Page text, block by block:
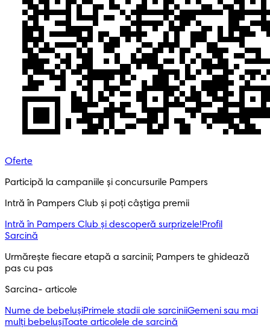
Oferte
Participă la campaniile și concursurile Pampers
Intră în Pampers Club și poți câștiga premii
Intră în Pampers Club și descoperă surprizele!​Profil
Sarcină
Urmărește fiecare etapă a sarcinii; Pampers te ghidează
pas cu pas
Sarcina- articole
Nume de bebelușiPrimele stadii ale sarciniiGemeni sau mai
mulți bebelușiToate articolele de sarcină